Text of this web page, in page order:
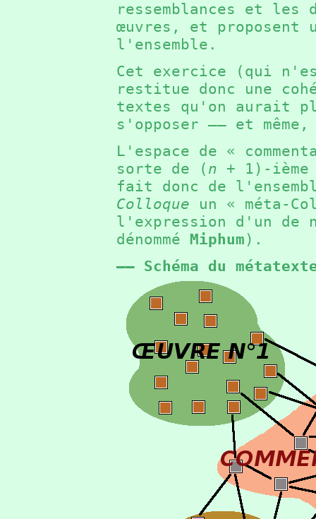
ressemblances et les
œuvres, et proposent
l'ensemble.
Cet exercice (qui
restitue donc une
textes qu'on aurait
s'opposer —— et
L'espace de «
sorte de ( n + 1)-
fait donc de
Colloque un « méta-
l'expression d'un de
dénommé Miphum).
—— Schéma du